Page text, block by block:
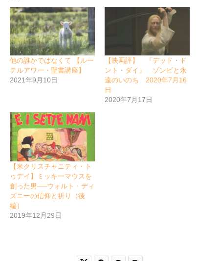
他の誰かではなくて 【ルー
テルアワー・聖書講座】
2021年9月10日
【映画評】 『デッド・ド
ント・ダイ』 ゾンビと永
遠のいのち 2020年7月16
日
2020年7月17日
【米クリスチャニティ・ト
ゥデイ】ミッキーマウスを
創った男──ウォルト・ディ
ズニーの信仰と祈り（後
編）
2019年12月29日